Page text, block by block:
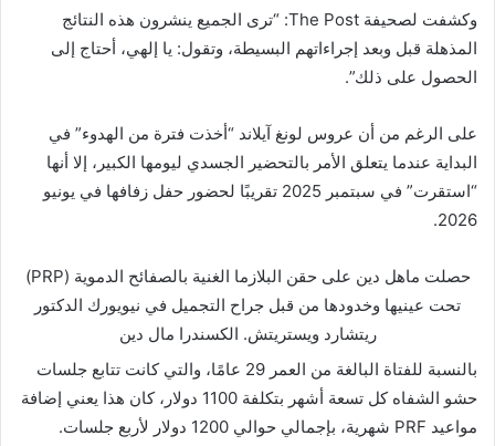
وكشفت لصحيفة The Post: “ترى الجميع ينشرون هذه النتائج
المذهلة قبل وبعد إجراءاتهم البسيطة، وتقول: يا إلهي، أحتاج إلى
الحصول على ذلك”.
على الرغم من أن عروس لونغ آيلاند “أخذت فترة من الهدوء” في
البداية عندما يتعلق الأمر بالتحضير الجسدي ليومها الكبير، إلا أنها
“استقرت” في سبتمبر 2025 تقريبًا لحضور حفل زفافها في يونيو
2026.
حصلت ماهل دين على حقن البلازما الغنية بالصفائح الدموية (PRP)
تحت عينيها وخدودها من قبل جراح التجميل في نيويورك الدكتور
ريتشارد ويستريتش. الكسندرا مال دين
بالنسبة للفتاة البالغة من العمر 29 عامًا، والتي كانت تتابع جلسات
حشو الشفاه كل تسعة أشهر بتكلفة 1100 دولار، كان هذا يعني إضافة
مواعيد PRF شهرية، بإجمالي حوالي 1200 دولار لأربع جلسات.